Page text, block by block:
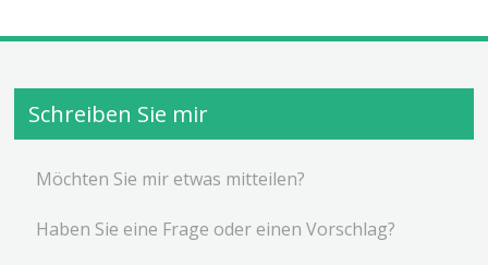
Schreiben Sie mir
Möchten Sie mir etwas mitteilen?
Haben Sie eine Frage oder einen Vorschlag?